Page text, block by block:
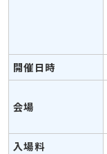
開催日時
会場
入場料